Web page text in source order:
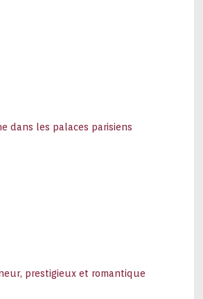
dans les palaces parisiens
prestigieux et romantique